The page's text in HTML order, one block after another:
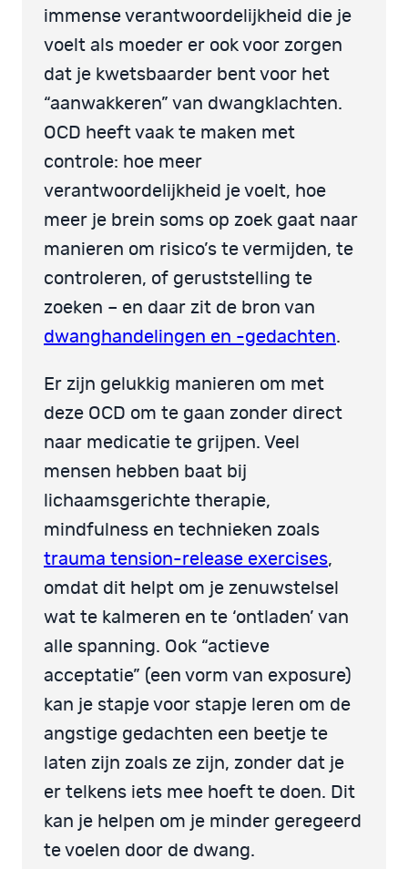
immense verantwoordelijkheid die je
voelt als moeder er ook voor zorgen
dat je kwetsbaarder bent voor het
“aanwakkeren” van dwangklachten.
OCD heeft vaak te maken met
controle: hoe meer
verantwoordelijkheid je voelt, hoe
meer je brein soms op zoek gaat naar
manieren om risico’s te vermijden, te
controleren, of geruststelling te
zoeken – en daar zit de bron van
dwanghandelingen en -gedachten.
Er zijn gelukkig manieren om met
deze OCD om te gaan zonder direct
naar medicatie te grijpen. Veel
mensen hebben baat bij
lichaamsgerichte therapie,
mindfulness en technieken zoals
trauma tension-release exercises,
omdat dit helpt om je zenuwstelsel
wat te kalmeren en te ‘ontladen’ van
alle spanning. Ook “actieve
acceptatie” (een vorm van exposure)
kan je stapje voor stapje leren om de
angstige gedachten een beetje te
laten zijn zoals ze zijn, zonder dat je
er telkens iets mee hoeft te doen. Dit
kan je helpen om je minder geregeerd
te voelen door de dwang.